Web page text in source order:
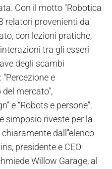
Con il motto "Robotica
relatori provenienti da
con lezioni pratiche,
tra gli esseri
degli scambi
e
del mercato",
e “Robots e persone”.
simposio riveste per la
dall’'elenco
presidente e CEO
Willow Garage, al